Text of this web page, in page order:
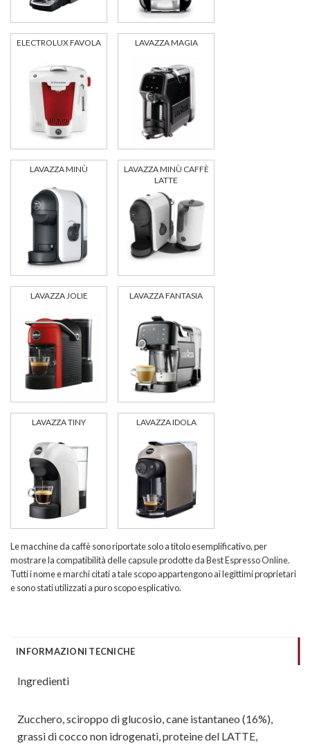
ELECTROLUX FAVOLA LAVAZZA MAGIA
LAVAZZA MINÙ
LAVAZZA MINÙ CAFFÈ
LATTE
LAVAZZA JOLIE LAVAZZA FANTASIA
LAVAZZA TINY LAVAZZA IDOLA
Le macchine da caffè sono riportate solo a titolo esemplificativo, per
mostrare la compatibilità delle capsule prodotte da Best Espresso Online.
Tutti i nome e marchi citati a tale scopo appartengono ai legittimi proprietari
e sono stati utilizzati a puro scopo esplicativo.
INFORMAZIONI TECNICHE
Ingredienti
Zucchero, sciroppo di glucosio, cane istantaneo (16%),
grassi di cocco non idrogenati, proteine del LATTE,